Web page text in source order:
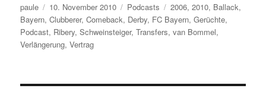
Autor
paule
Veröffentlicht
am
10. November 2010 Kategorien
Podcasts Schlagwörter
2006,2010, Ballack,
Bayern,Clubberer,Comeback, Derby, FC Bayern,Gerüchte,
Podcast, Ribery,Schweinsteiger,Transfers,van Bommel,
Verlängerung,Vertrag